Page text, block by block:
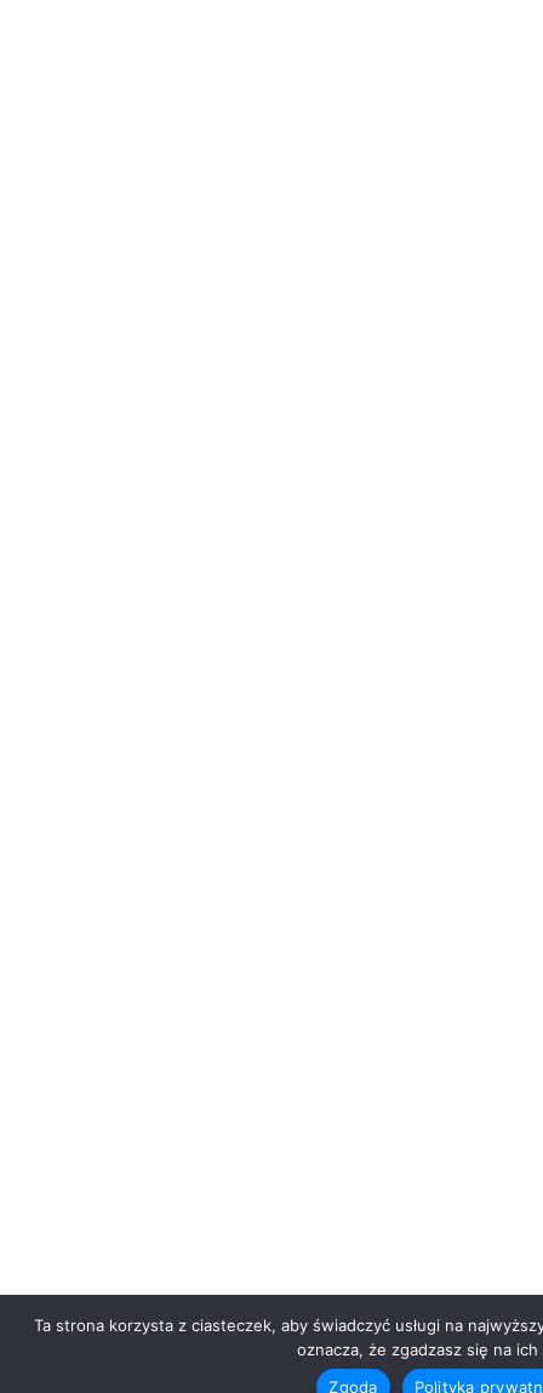
Ta strona korzysta z ciasteczek, aby świadczyć usługi na
oznacza, że zgadzasz się na ich
Zgoda
Polityka